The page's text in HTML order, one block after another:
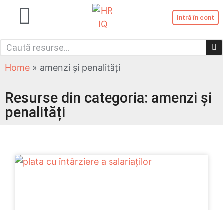
Intră în cont
Home » amenzi și penalități
Resurse din categoria: amenzi și
penalități